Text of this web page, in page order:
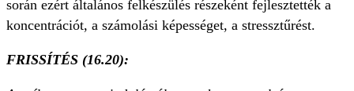
során ezért általános felkészülés részeként fejlesztették a
koncentrációt, a számolási képességet, a stressztűrést.
FRISSÍTÉS (16.20):